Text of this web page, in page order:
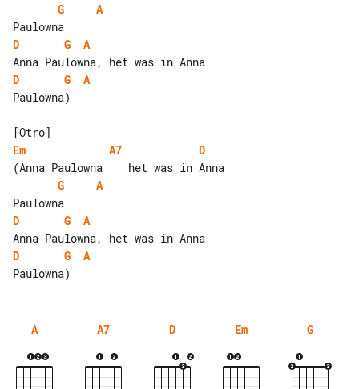
G
A
D
G
A
D
G
A
Paulowna)
Em
A7
D
G
A
D
G
A
D
G
A
A A7 D Em G